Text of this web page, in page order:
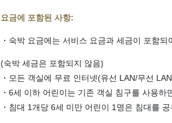
요금에 포함된 사항:
・숙박 요금에는 서비스 요금과 세금이 포함되
(숙박 세금은 포함되지 않음)
・모든 객실에 무료 인터넷(유선 LAN/무선
・6세 이하 어린이는 기존 객실 침구를 사용
・침대 1개당 6세 미만 어린이 1명은 침대를